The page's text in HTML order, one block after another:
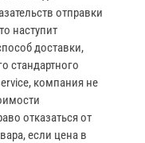
отправки
наступит
доставки,
стандартного
компания не
отказаться от
если цена в